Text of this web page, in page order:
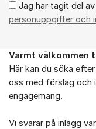
Jag har tagit del av
personuppgifter och
Om forumet
Varmt välkommen
Här kan du söka
oss med förslag och
engagemang.
Vi svarar på inlägg